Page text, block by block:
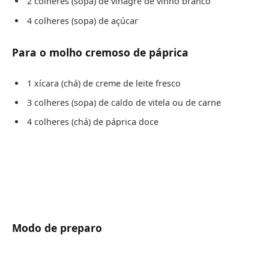
4 colheres (sopa) de açúcar
Para o molho cremoso de páprica
1 xícara (chá) de creme de leite fresco
3 colheres (sopa) de caldo de vitela ou de carne
4 colheres (chá) de páprica doce
Modo de preparo